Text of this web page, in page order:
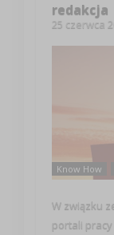
redakcja
25 czerwca
Know How
W związku
portali